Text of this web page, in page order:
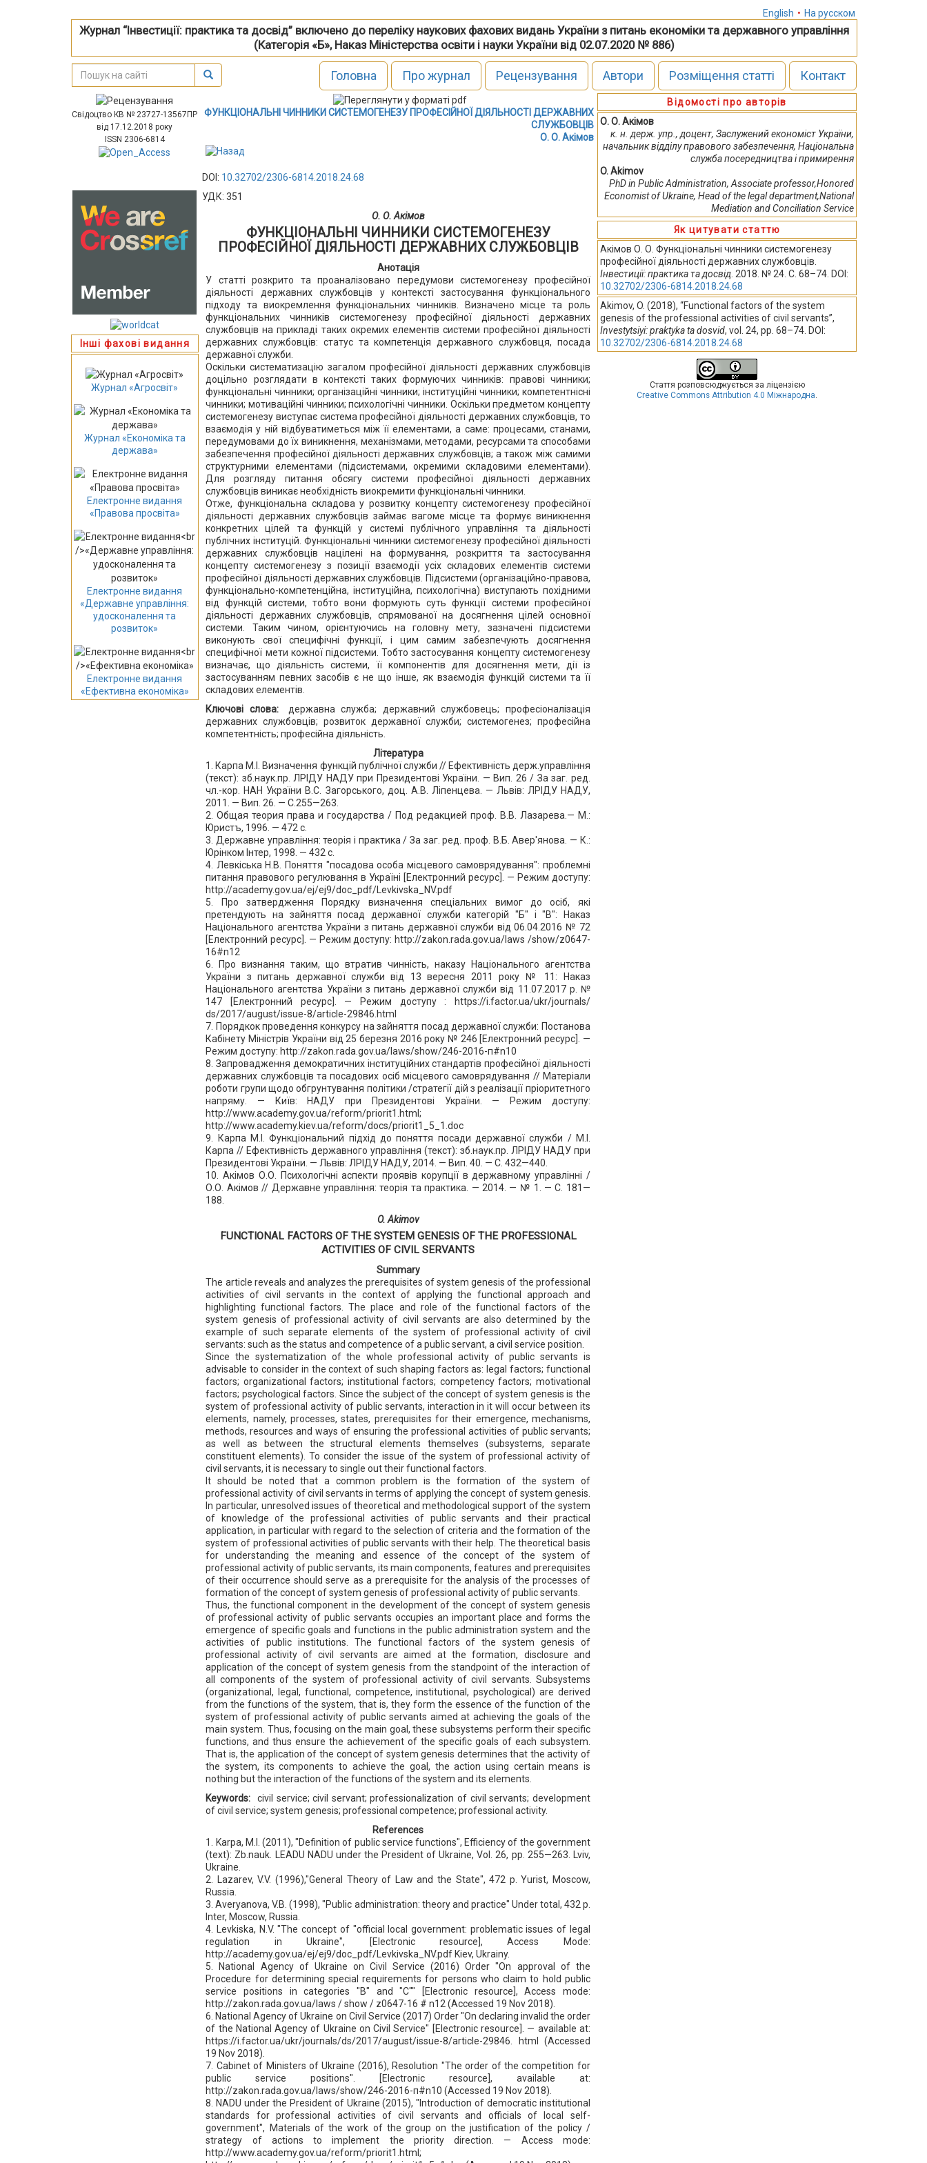
English • На русском
Журнал “Інвестиції: практика та досвід” включено до переліку наукових фахових видань України з питань економіки та державного управління
(Категорія «Б», Наказ Міністерства освіти і науки України від 02.07.2020 № 886)
Головна Про журнал Рецензування Автори Розміщення статті Контакт
Свідоцтво КВ № 23727-13567ПР
від 17.12.2018 року
ISSN 2306-6814
Інші фахові видання
Журнал «Агросвіт»
Журнал «Економіка та
держава»
Електронне видання
«Правова просвіта»
Електронне видання
«Державне управління:
удосконалення та
розвиток»
Електронне видання
«Ефективна економіка»
ФУНКЦІОНАЛЬНІ ЧИННИКИ СИСТЕМОГЕНЕЗУ ПРОФЕСІЙНОЇ ДІЯЛЬНОСТІ ДЕРЖАВНИХ
СЛУЖБОВЦІВ
О. О. Акімов
DOI: 10.32702/2306-6814.2018.24.68
УДК: 351
О. О. Акімов
ФУНКЦІОНАЛЬНІ ЧИННИКИ СИСТЕМОГЕНЕЗУ
ПРОФЕСІЙНОЇ ДІЯЛЬНОСТІ ДЕРЖАВНИХ СЛУЖБОВЦІВ
Анотація
У статті розкрито та проаналізовано передумови системогенезу професійної
діяльності державних службовців у контексті застосування функціонального
підходу та виокремлення функціональних чинників. Визначено місце та роль
функціональних чинників системогенезу професійної діяльності державних
службовців на прикладі таких окремих елементів системи професійної діяльності
державних службовців: статус та компетенція державного службовця, посада
державної служби.
Оскільки систематизацію загалом професійної діяльності державних службовців
доцільно розглядати в контексті таких формуючих чинників: правові чинники;
функціональні чинники; організаційні чинники; інституційні чинники; компетентнісні
чинники; мотиваційні чинники; психологічні чинники. Оскільки предметом концепту
системогенезу виступає система професійної діяльності державних службовців, то
взаємодія у ній відбуватиметься між її елементами, а саме: процесами, станами,
передумовами до їх виникнення, механізмами, методами, ресурсами та способами
забезпечення професійної діяльності державних службовців; а також між самими
структурними елементами (підсистемами, окремими складовими елементами).
Для розгляду питання обсягу системи професійної діяльності державних
службовців виникає необхідність виокремити функціональні чинники.
Отже, функціональна складова у розвитку концепту системогенезу професійної
діяльності державних службовців займає вагоме місце та формує виникнення
конкретних цілей та функцій у системі публічного управління та діяльності
публічних інституцій. Функціональні чинники системогенезу професійної діяльності
державних службовців націлені на формування, розкриття та застосування
концепту системогенезу з позиції взаємодії усіх складових елементів системи
професійної діяльності державних службовців. Підсистеми (організаційно-правова,
функціонально-компетенційна, інституційна, психологічна) виступають похідними
від функцій системи, тобто вони формують суть функції системи професійної
діяльності державних службовців, спрямованої на досягнення цілей основної
системи. Таким чином, орієнтуючись на головну мету, зазначені підсистеми
виконують свої специфічні функції, і цим самим забезпечують досягнення
специфічної мети кожної підсистеми. Тобто застосування концепту системогенезу
визначає, що діяльність системи, її компонентів для досягнення мети, дії із
застосуванням певних засобів є не що інше, як взаємодія функцій системи та її
складових елементів.
Ключові слова:
державна служба; державний службовець; професіоналізація
державних службовців; розвиток державної служби; системогенез; професійна
компетентність; професійна діяльність.
Література
1. Карпа М.І. Визначення функцій публічної служби // Ефективність держ.управління
(текст): зб.наук.пр. ЛРІДУ НАДУ при Президентові України. — Вип. 26 / За заг. ред.
чл.-кор. НАН України В.С. Загорського, доц. А.В. Ліпенцева. — Львів: ЛРІДУ НАДУ,
2011. — Вип. 26. — С.255—263.
2. Общая теория права и государства / Под редакцией проф. В.В. Лазарева.— М.:
Юристъ, 1996. — 472 с.
3. Державне управління: теорія і практика / За заг. ред. проф. В.Б. Авер'янова. — К.:
Юрінком Інтер, 1998. — 432 с.
4. Левкіська Н.В. Поняття "посадова особа місцевого самоврядування": проблемні
питання правового регулювання в Україні [Електронний ресурс]. — Режим доступу:
http://academy.gov.ua/ej/ej9/doc_pdf/Levkivska_NV.pdf
5. Про затвердження Порядку визначення спеціальних вимог до осіб, які
претендують на зайняття посад державної служби категорій "Б" і "В": Наказ
Національного агентства України з питань державної служби від 06.04.2016 № 72
[Електронний ресурс]. — Режим доступу: http://zakon.rada.gov.ua/laws /show/z0647-
16#n12
6. Про визнання таким, що втратив чинність, наказу Національного агентства
України з питань державної служби від 13 вересня 2011 року № 11: Наказ
Національного агентства України з питань державної служби від 11.07.2017 р. №
147 [Електронний ресурс]. — Режим доступу : https://i.factor.ua/ukr/journals/
ds/2017/august/issue-8/article-29846.html
7. Порядкок проведення конкурсу на зайняття посад державної служби: Постанова
Кабінету Міністрів України від 25 березня 2016 року № 246 [Електронний ресурс]. —
Режим доступу: http://zakon.rada.gov.ua/laws/show/246-2016-п#n10
8. Запровадження демократичних інституційних стандартів професійної діяльності
державних службовців та посадових осіб місцевого самоврядування // Матеріали
роботи групи щодо обгрунтування політики /стратегії дій з реалізації пріоритетного
напряму. — Київ: НАДУ при Президентові України. — Режим доступу:
http://www.academy.gov.ua/reform/priorit1.html;
http://www.academy.kiev.ua/reform/docs/priorit1_5_1.doc
9. Карпа М.І. Функціональний підхід до поняття посади державної служби / М.І.
Карпа // Ефективність державного управління (текст): зб.наук.пр. ЛРІДУ НАДУ при
Президентові України. — Львів: ЛРІДУ НАДУ, 2014. — Вип. 40. — С. 432—440.
10. Акімов О.О. Психологічні аспекти проявів корупції в державному управлінні /
О.О. Акімов // Державне управління: теорія та практика. — 2014. — № 1. — С. 181—
188.
O. Akimov
FUNCTIONAL FACTORS OF THE SYSTEM GENESIS OF THE PROFESSIONAL
ACTIVITIES OF CIVIL SERVANTS
Summary
The article reveals and analyzes the prerequisites of system genesis of the professional
activities of civil servants in the context of applying the functional approach and
highlighting functional factors. The place and role of the functional factors of the
system genesis of professional activity of civil servants are also determined by the
example of such separate elements of the system of professional activity of civil
servants: such as the status and competence of a public servant, a civil service position.
Since the systematization of the whole professional activity of public servants is
advisable to consider in the context of such shaping factors as: legal factors; functional
factors; organizational factors; institutional factors; competency factors; motivational
factors; psychological factors. Since the subject of the concept of system genesis is the
system of professional activity of public servants, interaction in it will occur between its
elements, namely, processes, states, prerequisites for their emergence, mechanisms,
methods, resources and ways of ensuring the professional activities of public servants;
as well as between the structural elements themselves (subsystems, separate
constituent elements). To consider the issue of the system of professional activity of
civil servants, it is necessary to single out their functional factors.
It should be noted that a common problem is the formation of the system of
professional activity of civil servants in terms of applying the concept of system genesis.
In particular, unresolved issues of theoretical and methodological support of the system
of knowledge of the professional activities of public servants and their practical
application, in particular with regard to the selection of criteria and the formation of the
system of professional activities of public servants with their help. The theoretical basis
for understanding the meaning and essence of the concept of the system of
professional activity of public servants, its main components, features and prerequisites
of their occurrence should serve as a prerequisite for the analysis of the processes of
formation of the concept of system genesis of professional activity of public servants.
Thus, the functional component in the development of the concept of system genesis
of professional activity of public servants occupies an important place and forms the
emergence of specific goals and functions in the public administration system and the
activities of public institutions. The functional factors of the system genesis of
professional activity of civil servants are aimed at the formation, disclosure and
application of the concept of system genesis from the standpoint of the interaction of
all components of the system of professional activity of civil servants. Subsystems
(organizational, legal, functional, competence, institutional, psychological) are derived
from the functions of the system, that is, they form the essence of the function of the
system of professional activity of public servants aimed at achieving the goals of the
main system. Thus, focusing on the main goal, these subsystems perform their specific
functions, and thus ensure the achievement of the specific goals of each subsystem.
That is, the application of the concept of system genesis determines that the activity of
the system, its components to achieve the goal, the action using certain means is
nothing but the interaction of the functions of the system and its elements.
Keywords:
civil service; civil servant; professionalization of civil servants; development
of civil service; system genesis; professional competence; professional activity.
References
1. Karpa, M.I. (2011), "Definition of public service functions", Efficiency of the government
(text): Zb.nauk. LEADU NADU under the President of Ukraine, Vol. 26, pp. 255—263. Lviv,
Ukraine.
2. Lazarev, V.V. (1996),"General Theory of Law and the State", 472 p. Yurist, Moscow,
Russia.
3. Averyanova, V.B. (1998), "Public administration: theory and practice" Under total, 432 p.
Inter, Moscow, Russia.
4. Levkiska, N.V. "The concept of "official local government: problematic issues of legal
regulation in Ukraine", [Electronic resource], Access Mode:
http://academy.gov.ua/ej/ej9/doc_pdf/Levkivska_NV.pdf Kiev, Ukrainy.
5. National Agency of Ukraine on Civil Service (2016) Order "On approval of the
Procedure for determining special requirements for persons who claim to hold public
service positions in categories "B" and "C"" [Electronic resource], Access mode:
http://zakon.rada.gov.ua/laws / show / z0647-16 # n12 (Accessed 19 Nov 2018).
6. National Agency of Ukraine on Civil Service (2017) Order "On declaring invalid the order
of the National Agency of Ukraine on Civil Service" [Electronic resource]. — available at:
https://i.factor.ua/ukr/journals/ds/2017/august/issue-8/article-29846. html (Accessed
19 Nov 2018).
7. Cabinet of Ministers of Ukraine (2016), Resolution "The order of the competition for
public service positions". [Electronic resource], available at:
http://zakon.rada.gov.ua/laws/show/246-2016-п#n10 (Accessed 19 Nov 2018).
8. NADU under the President of Ukraine (2015), "Introduction of democratic institutional
standards for professional activities of civil servants and officials of local self-
government", Materials of the work of the group on the justification of the policy /
strategy of actions to implement the priority direction. — Access mode:
http://www.academy.gov.ua/reform/priorit1.html;
Відомості про авторів
О. О. Акімов
к. н. держ. упр., доцент, Заслужений економіст України,
начальник відділу правового забезпечення, Національна
служба посередництва і примирення
O. Akimov
PhD in Public Administration, Associate professor,Honored
Economist of Ukraine, Head of the legal department,National
Mediation and Conciliation Service
Як цитувати статтю
Акімов О. О. Функціональні чинники системогенезу
професійної діяльності державних службовців.
Інвестиції: практика та досвід. 2018. № 24. С. 68–74. DOI:
10.32702/2306-6814.2018.24.68
Akimov, O. (2018), “Functional factors of the system
genesis of the professional activities of civil servants”,
Investytsiyi: praktyka ta dosvid, vol. 24, pp. 68–74. DOI:
10.32702/2306-6814.2018.24.68
Стаття розповсюджується за ліцензією
Creative Commons Attribution 4.0 Міжнародна.